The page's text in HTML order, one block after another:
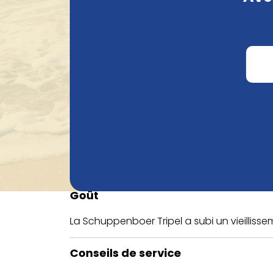
Goût
La Schuppenboer Tripel a subi un
Conseils de service